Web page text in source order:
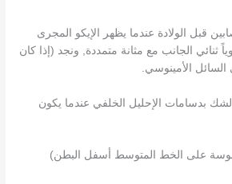
قبل الولادة عندما يظهر الإيكو المجرى
ثنائي الجانب مع مثانة متمددة, ونجد (إذا كان
الأمينوسي.
بدسامات الإحليل الخلفي عندما يكون
على الخط المتوسط أسفل البطن)